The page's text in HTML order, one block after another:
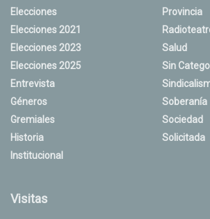
Elecciones
Elecciones 2021
Elecciones 2023
Elecciones 2025
Entrevista
Géneros
Gremiales
Historia
Institucional
Provincia
Salud
Sin
Soberanía
Sociedad
Solicitada
Visitas